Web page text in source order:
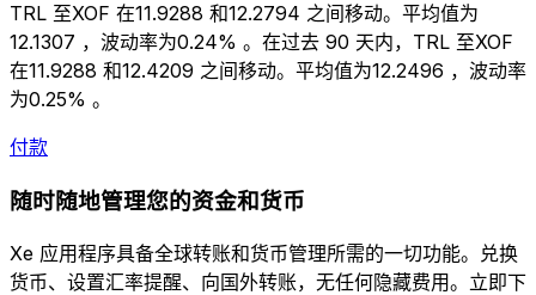
TRL 至XOF 在11.9288 和12.2794 之间移动。平均值为
12.1307 ，波动率为0.24% 。在过去 90 天内，TRL 至XOF
在11.9288 和12.4209 之间移动。平均值为12.2496 ，波动率
为0.25% 。
付款
随时随地管理您的资金和货币
Xe 应用程序具备全球转账和货币管理所需的一切功能。兑换
货币、设置汇率提醒、向国外转账，无任何隐藏费用。立即下